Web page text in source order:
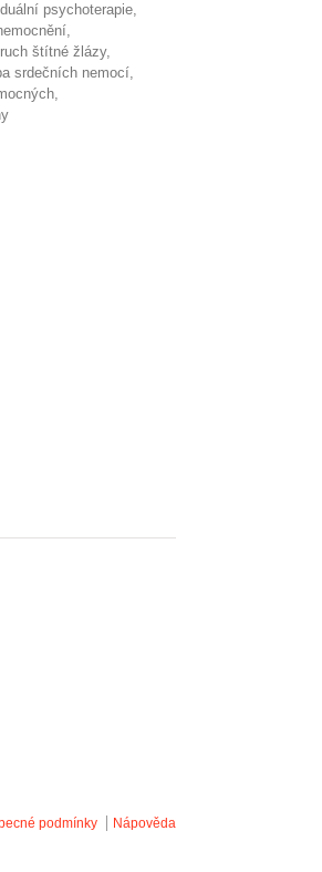
psychoterapie
štítné žlázy
srdečních nemocí
podmínky Nápověda